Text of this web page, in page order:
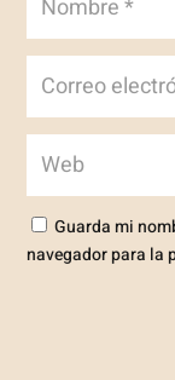
Guarda mi
navegador para la